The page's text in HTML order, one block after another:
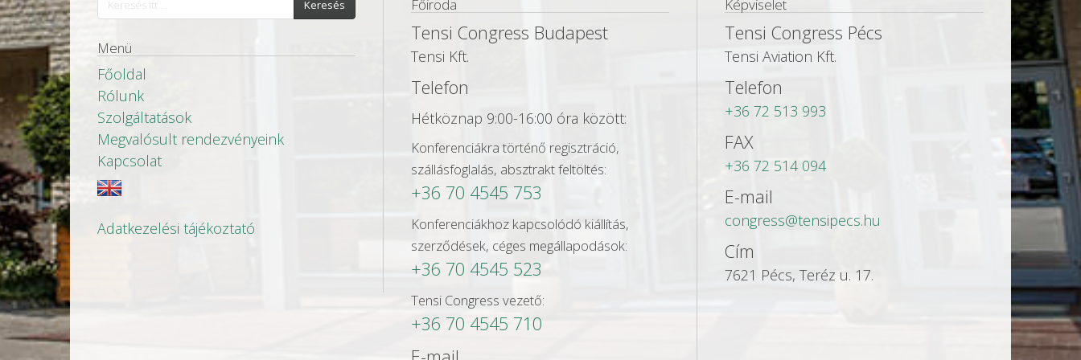
Keresés
Menü
Főoldal
Rólunk
Szolgáltatások
Megvalósult rendezvényeink
Kapcsolat
Adatkezelési tájékoztató
Főiroda
Tensi Congress Budapest
Tensi Kft.
Telefon
Hétköznap 9:00-16:00 óra között:
Konferenciákra történő regisztráció,
szállásfoglalás, absztrakt feltöltés:
+36 70 4545 753
Konferenciákhoz kapcsolódó kiállítás,
szerződések, céges megállapodások:
+36 70 4545 523
Tensi Congress vezető:
+36 70 4545 710
Képviselet
Tensi Congress Pécs
Tensi Aviation Kft.
Telefon
+36 72 513 993
FAX
+36 72 514 094
E-mail
congress@tensipecs.hu
Cím
7621 Pécs, Teréz u. 17.